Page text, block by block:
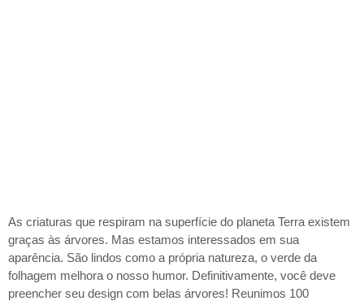
As criaturas que respiram na superfície do planeta Terra existem
graças às árvores. Mas estamos interessados ​​em sua
aparência. São lindos como a própria natureza, o verde da
folhagem melhora o nosso humor. Definitivamente, você deve
preencher seu design com belas árvores! Reunimos 100